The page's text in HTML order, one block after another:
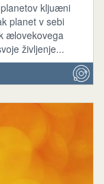
kljuæni
planet v sebi
ælovekovega
življenje...